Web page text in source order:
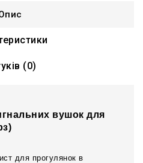
(0)
вушок для
для прогулянок в